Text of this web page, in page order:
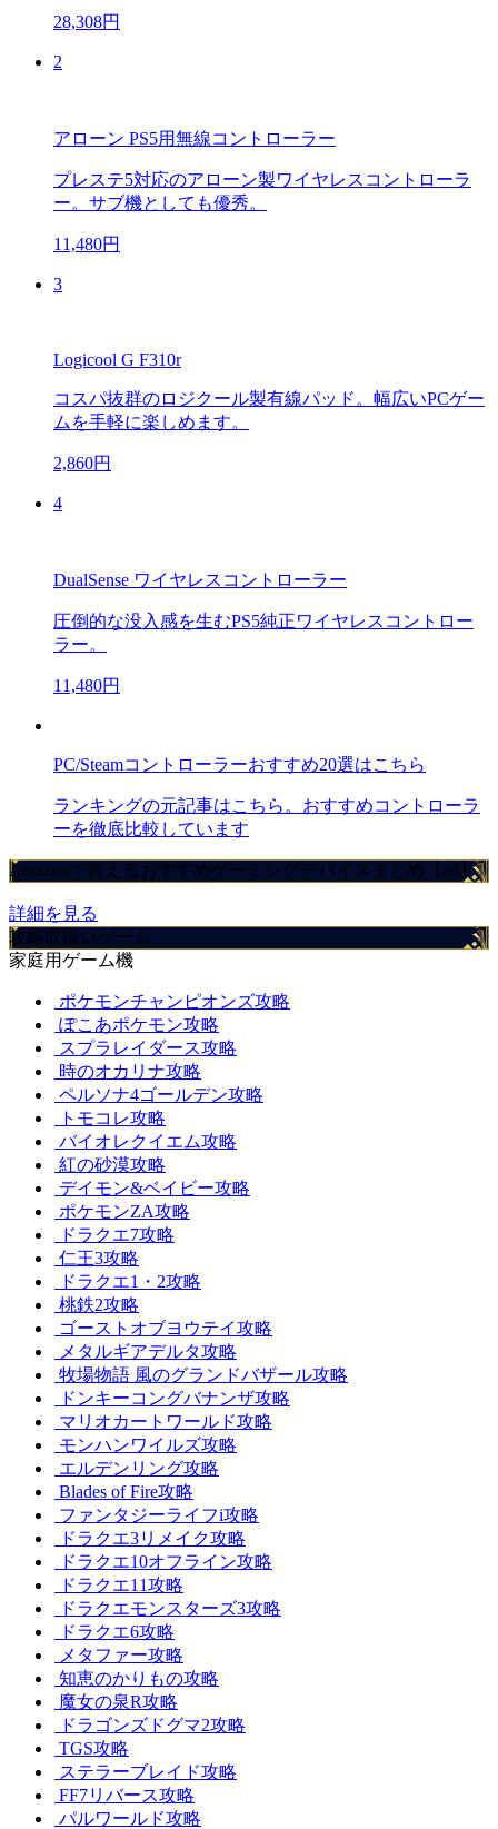
28,308円
2
アローン PS5用無線コントローラー
プレステ5対応のアローン製ワイヤレスコントローラ
ー。サブ機としても優秀。
11,480円
3
Logicool G F310r
コスパ抜群のロジクール製有線パッド。幅広いPCゲー
ムを手軽に楽しめます。
2,860円
4
DualSense ワイヤレスコントローラー
圧倒的な没入感を生むPS5純正ワイヤレスコントロー
ラー。
11,480円
PC/Steamコントローラーおすすめ20選はこちら
ランキングの元記事はこちら。おすすめコントローラ
ーを徹底比較しています
Amazonで買えるおすすめゲーミングデバイスまとめ【ad】
詳細を見る
攻略取扱いゲーム
家庭用ゲーム機
ポケモンチャンピオンズ攻略
ぽこあポケモン攻略
スプラレイダース攻略
時のオカリナ攻略
ペルソナ4ゴールデン攻略
トモコレ攻略
バイオレクイエム攻略
紅の砂漠攻略
デイモン&ベイビー攻略
ポケモンZA攻略
ドラクエ7攻略
仁王3攻略
ドラクエ1・2攻略
桃鉄2攻略
ゴーストオブヨウテイ攻略
メタルギアデルタ攻略
牧場物語 風のグランドバザール攻略
ドンキーコングバナンザ攻略
マリオカートワールド攻略
モンハンワイルズ攻略
エルデンリング攻略
Blades of Fire攻略
ファンタジーライフi攻略
ドラクエ3リメイク攻略
ドラクエ10オフライン攻略
ドラクエ11攻略
ドラクエモンスターズ3攻略
ドラクエ6攻略
メタファー攻略
知恵のかりもの攻略
魔女の泉R攻略
ドラゴンズドグマ2攻略
TGS攻略
ステラーブレイド攻略
FF7リバース攻略
パルワールド攻略